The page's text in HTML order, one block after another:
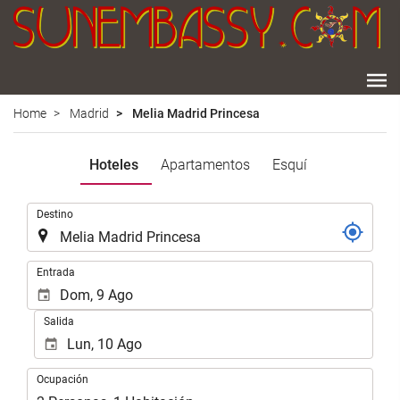
Home Madrid Melia Madrid Princesa
Hoteles Apartamentos Esquí
Destino
Entrada
Salida
Ocupación
Ocupación